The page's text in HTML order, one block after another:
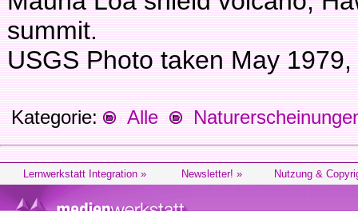
summit.
USGS Photo taken May
Kategorie: Alle
Lernwerkstatt Integration » Newsletter! » Nutzung &